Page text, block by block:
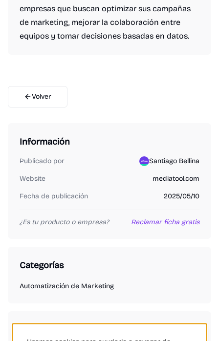
empresas que buscan optimizar sus campañas
de marketing, mejorar la colaboración entre
equipos y tomar decisiones basadas en datos.
Volver
Información
Publicado por Santiago Bellina
Website mediatool.com
Fecha de publicación 2025/05/10
¿Es tu producto o empresa? Reclamar ficha gratis
Categorías
Automatización de Marketing